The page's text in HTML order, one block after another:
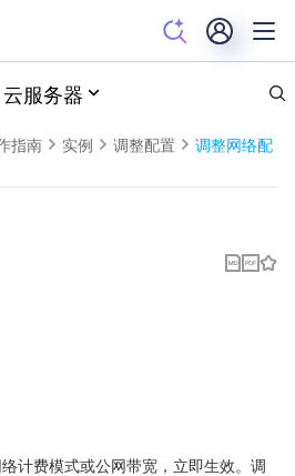
云服务器
指南 实例 调整配置
调整网络配
计费模式或公网带宽，立即生效。调